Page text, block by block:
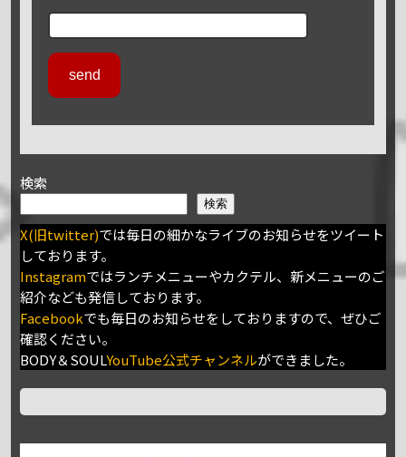
検索
検索
X(旧twitter)では毎日の細かなライブのお知らせをツイート
しております。
Instagramではランチメニューやカクテル、新メニューのご
紹介なども発信しております。
Facebookでも毎日のお知らせをしておりますので、ぜひご
確認ください。
BODY＆SOULYouTube公式チャンネルができました。